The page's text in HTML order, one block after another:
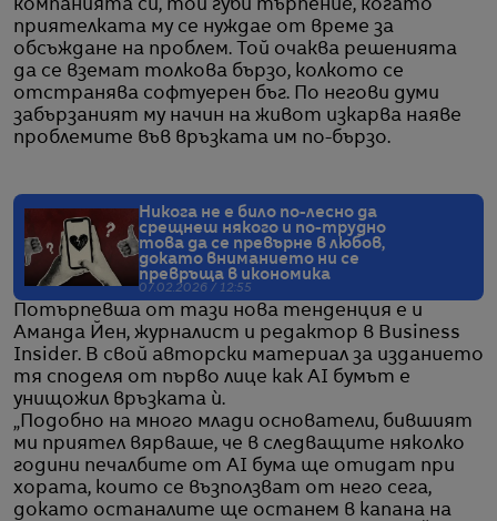
компанията си, той губи търпение, когато
приятелката му се нуждае от време за
обсъждане на проблем. Той очаква решенията
да се вземат толкова бързо, колкото се
отстранява софтуерен бъг. По негови думи
забързаният му начин на живот изкарва наяве
проблемите във връзката им по-бързо.
Никога не е било по-лесно да
срещнеш някого и по-трудно
това да се превърне в любов,
докато вниманието ни се
превръща в икономика
07.02.2026 / 12:55
Потърпевша от тази нова тенденция е и
Аманда Йен, журналист и редактор в Business
Insider. В свой авторски материал за изданието
тя споделя от първо лице как AI бумът е
унищожил връзката ѝ.
„Подобно на много млади основатели, бившият
ми приятел вярваше, че в следващите няколко
години печалбите от AI бума ще отидат при
хората, които се възползват от него сега,
докато останалите ще останем в капана на